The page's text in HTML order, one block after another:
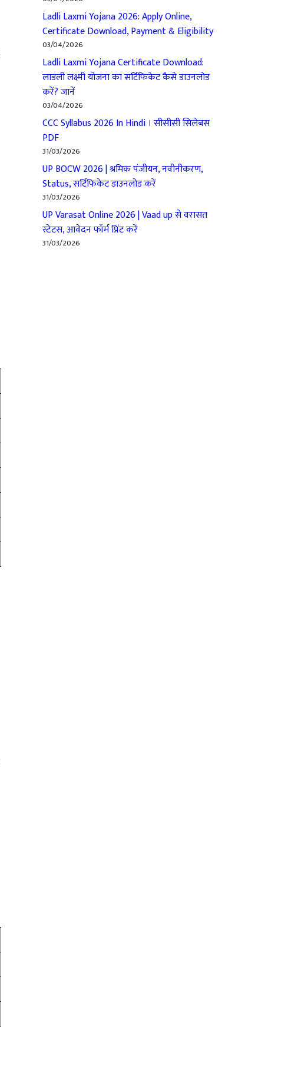
Ladli Laxmi Yojana 2026: Apply Online,
Certificate Download, Payment & Eligibility
03/04/2026
Ladli Laxmi Yojana Certificate Download:
लाडली लक्ष्मी योजना का सर्टिफिकेट कैसे डाउनलोड
करें? जानें
03/04/2026
CCC Syllabus 2026 In Hindi । सीसीसी सिलेबस
PDF
31/03/2026
UP BOCW 2026 | श्रमिक पंजीयन, नवीनीकरण,
Status, सर्टिफिकेट डाउनलोड करें
31/03/2026
UP Varasat Online 2026 | Vaad up से वरासत
स्टेटस, आवेदन फॉर्म प्रिंट करें
31/03/2026